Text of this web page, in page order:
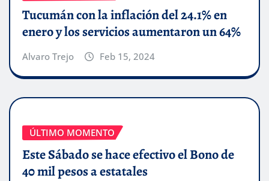
Tucumán con la inflación del 24.1% en
enero y los servicios aumentaron un 64%
Alvaro Trejo Feb 15, 2024
ÚLTIMO MOMENTO
Este Sábado se hace efectivo el Bono de
40 mil pesos a estatales